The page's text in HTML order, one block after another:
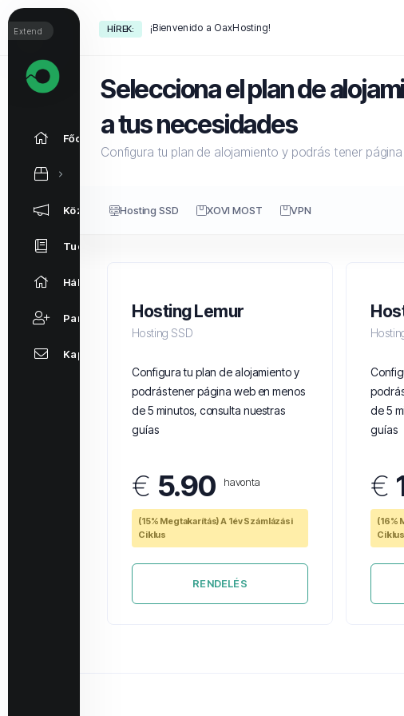
HÍREK: ¡Bienvenido a OaxHosting!
Extend
Főoldal
Közlemények
Tudásbázis
Hálózat állapota
Partnerek
Kapcsolat
Selecciona el plan de
a tus necesidades
Configura tu plan de alojamiento y podrás tener
Hosting SSD XOVI MOST VPN
Hosting Lemur
Hosting SSD
Configura tu plan de alojamiento y
podrás tener página web en menos
de 5 minutos, consulta nuestras
guías
€ 5.90 havonta
(15% Megtakarítás) A 1év Számlázási
Ciklus
RENDELÉS
de 5
guías
€
(16%
Ciklus